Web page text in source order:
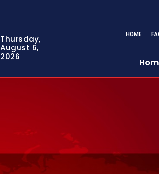
Thursday,
August 6,
2026
HOME